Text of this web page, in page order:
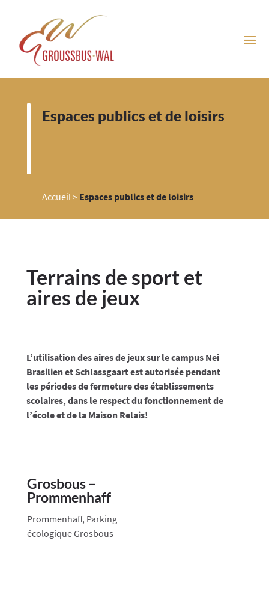
Espaces publics et de loisirs
Accueil> Espaces publics et de loisirs
Terrains de sport et
aires de jeux
L’utilisation des aires de jeux sur le campus Nei
Brasilien et Schlassgaart est autorisée pendant
les périodes de fermeture des établissements
scolaires, dans le respect du fonctionnement de
l’école et de la Maison Relais!
Grosbous –
Prommenhaff
Prommenhaff, Parking
écologique Grosbous